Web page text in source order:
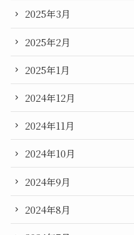
2025年3月
2025年2月
2025年1月
2024年12月
2024年11月
2024年10月
2024年9月
2024年8月